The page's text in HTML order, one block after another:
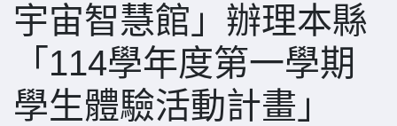
宇宙智慧館」辦理本縣
「114學年度第一學期
學生體驗活動計畫」